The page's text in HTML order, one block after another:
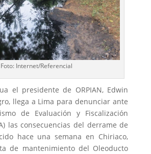
Foto: Internet/Referencial
el presidente de ORPIAN, Edwin
llega a Lima para denunciar ante
de Evaluación y Fiscalización
las consecuencias del derrame de
hace una semana en Chiriaco,
de mantenimiento del Oleoducto